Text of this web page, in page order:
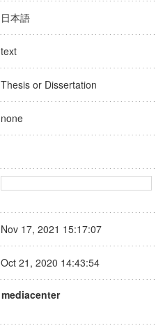
日本語
text
Thesis or Dissertation
none
Nov 17, 2021 15:17:07
Oct 21, 2020 14:43:54
mediacenter